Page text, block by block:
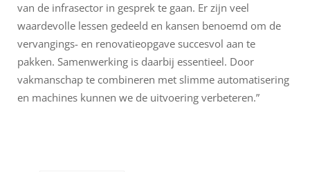
van de infrasector in gesprek te gaan. Er zijn veel
waardevolle lessen gedeeld en kansen benoemd om de
vervangings- en renovatieopgave succesvol aan te
pakken. Samenwerking is daarbij essentieel. Door
vakmanschap te combineren met slimme automatisering
en machines kunnen we de uitvoering verbeteren.”